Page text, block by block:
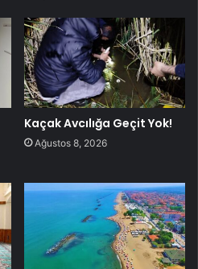
Kaçak Avcılığa Geçit Yok!
Ağustos 8, 2026